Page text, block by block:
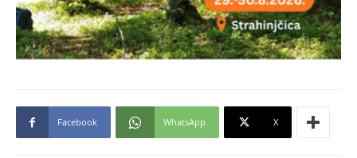
Facebook WhatsApp X